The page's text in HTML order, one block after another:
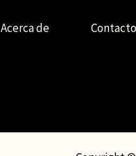
Acerca de Contacto